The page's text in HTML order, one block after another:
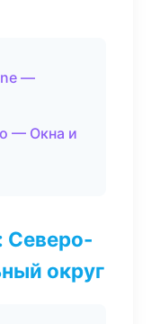
—
— Окна и
Северо-
округ